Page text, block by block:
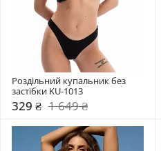
Роздільний купальник без
застібки KU-1013
329 ₴ 1 649 ₴